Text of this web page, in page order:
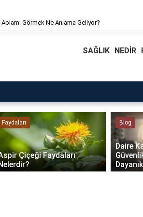
Görmek Ne Anlama Geliyor?
SAĞLIK NEDİR
Faydaları
Çiçeği Faydaları
Blog
Daire